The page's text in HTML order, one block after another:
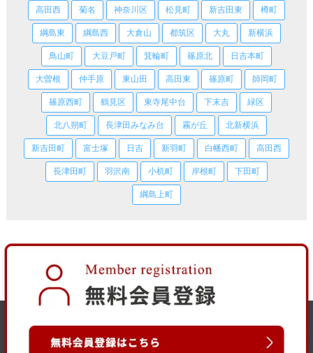
高田西 菊名 神奈川区 松見町 新吉田東 樽町
綱島東 綱島西 大倉山 都筑区 大丸 新横浜
鳥山町 大豆戸町 箕輪町 篠原北 日吉本町
大曽根 仲手原 東山田 高田東 篠原町 師岡町
篠原西町 鶴見区 東寺尾中台 下末吉 緑区
北八朔町 長津田みなみ台 霧が丘 北新横浜
新吉田町 富士塚 日吉 新羽町 白幡西町 高田西
長津田町 羽沢南 小机町 岸根町 下田町
綱島上町